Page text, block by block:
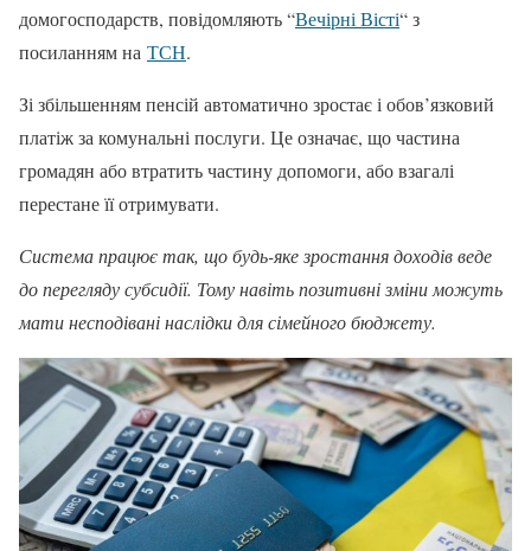
домогосподарств, повідомляють “Вечірні Вісті“ з
посиланням на ТСН.
Зі збільшенням пенсій автоматично зростає і обов’язковий
платіж за комунальні послуги. Це означає, що частина
громадян або втратить частину допомоги, або взагалі
перестане її отримувати.
Система працює так, що будь-яке зростання доходів веде
до перегляду субсидії. Тому навіть позитивні зміни можуть
мати несподівані наслідки для сімейного бюджету.